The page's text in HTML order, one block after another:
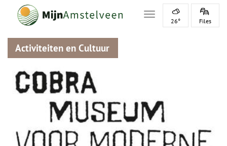
Toggle navigation
26° Files
Activiteiten en Cultuur